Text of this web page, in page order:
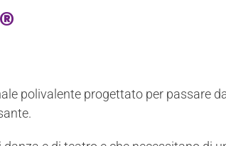
polivalente progettato per passare